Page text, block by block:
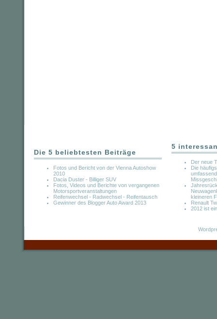
Die 5 beliebtesten Beiträge
Fotos und Bericht von der Vienna Autoshow
2010
Dacia Duster - Billiger SUV
Fotos, Videos und Berichte von vergangenen
Motorsportveranstaltungen
Reifenwechsel - Radwechsel - Reifentausch
Gewinner des Blogger Auto Award 2013
5
Der neue
Die
kleineren
Renault
2012 ist